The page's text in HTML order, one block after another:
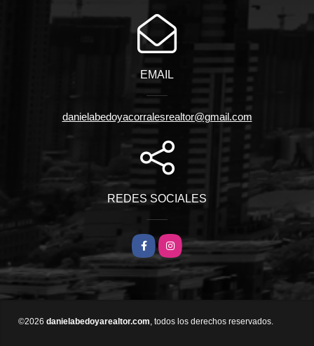
EMAIL
danielabedoyacorralesrealtor@gmail.com
REDES SOCIALES
FacebookInstagram
©2026 danielabedoyarealtor.com, todos los derechos reservados.